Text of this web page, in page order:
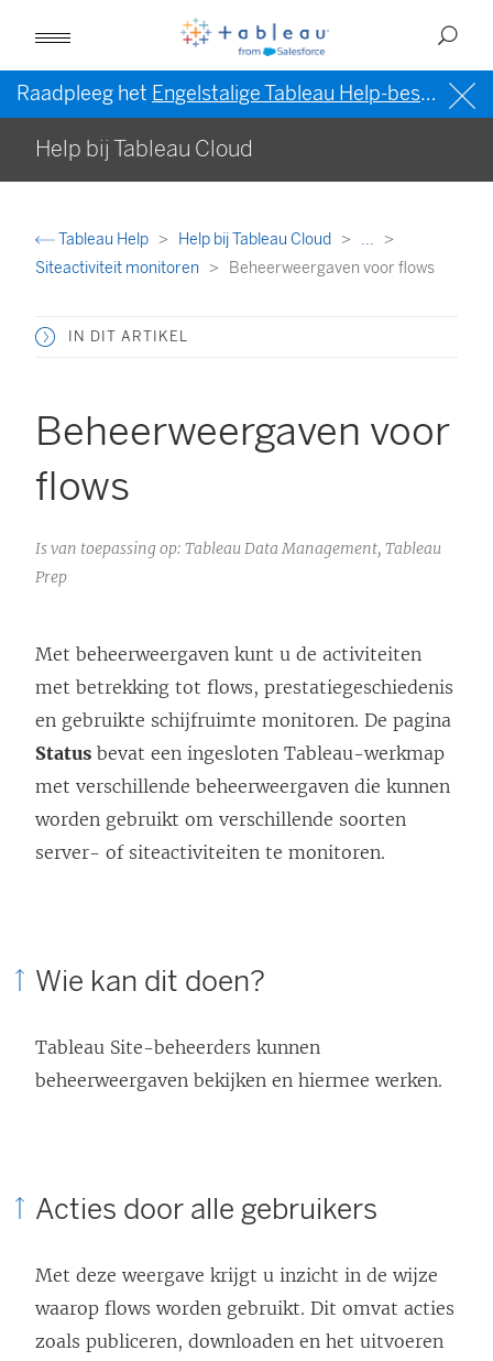
Raadpleeg het Engelstalige Tableau Help-bestand (VS)
Help bij Tableau Cloud
Tableau Help Help bij Tableau Cloud
...
Siteactiviteit monitoren
Beheerweergaven voor flows
IN DIT ARTIKEL
Beheerweergaven voor
flows
Is van toepassing op: Tableau Data Management, Tableau
Prep
Met beheerweergaven kunt u de activiteiten
met betrekking tot flows, prestatiegeschiedenis
en gebruikte schijfruimte monitoren. De pagina
Status bevat een ingesloten Tableau-werkmap
met verschillende beheerweergaven die kunnen
worden gebruikt om verschillende soorten
server- of siteactiviteiten te monitoren.
Wie kan dit doen?
Tableau Site-beheerders kunnen
beheerweergaven bekijken en hiermee werken.
Acties door alle gebruikers
Met deze weergave krijgt u inzicht in de wijze
waarop flows worden gebruikt. Dit omvat acties
zoals publiceren, downloaden en het uitvoeren